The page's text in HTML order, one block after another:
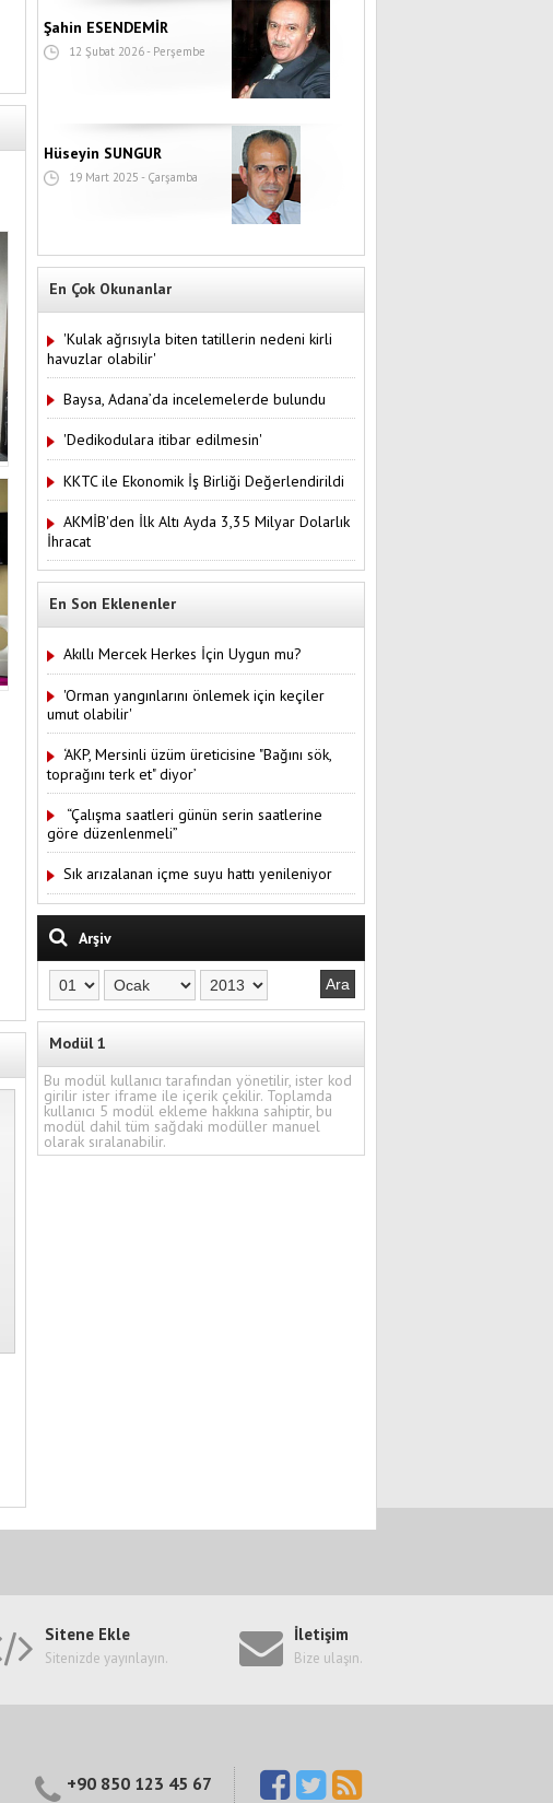
Şahin ESENDEMİR
12 Şubat 2026 - Perşembe
Hüseyin SUNGUR
19 Mart 2025 - Çarşamba
En Çok Okunanlar
'Kulak ağrısıyla biten tatillerin nedeni kirli
havuzlar olabilir'
Baysa, Adana’da incelemelerde bulundu
'Dedikodulara itibar edilmesin'
KKTC ile Ekonomik İş Birliği Değerlendirildi
AKMİB'den İlk Altı Ayda 3,35 Milyar Dolarlık
İhracat
En Son Eklenenler
Akıllı Mercek Herkes İçin Uygun mu?
'Orman yangınlarını önlemek için keçiler
umut olabilir'
‘AKP, Mersinli üzüm üreticisine "Bağını sök,
toprağını terk et" diyor’
“Çalışma saatleri günün serin saatlerine
göre düzenlenmeli”
Sık arızalanan içme suyu hattı yenileniyor
Arşiv
Modül 1
Bu modül kullanıcı tarafından yönetilir, ister kod
girilir ister iframe ile içerik çekilir. Toplamda
kullanıcı 5 modül ekleme hakkına sahiptir, bu
modül dahil tüm sağdaki modüller manuel
olarak sıralanabilir.
Sitene Ekle
Sitenizde yayınlayın.
İletişim
Bize ulaşın.
+90 850 123 45 67